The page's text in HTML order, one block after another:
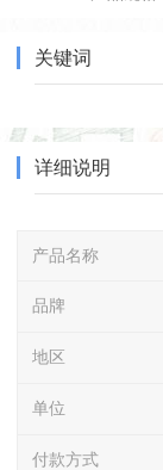
关键词
详细说明
产品名称
品牌
地区
单位
付款方式